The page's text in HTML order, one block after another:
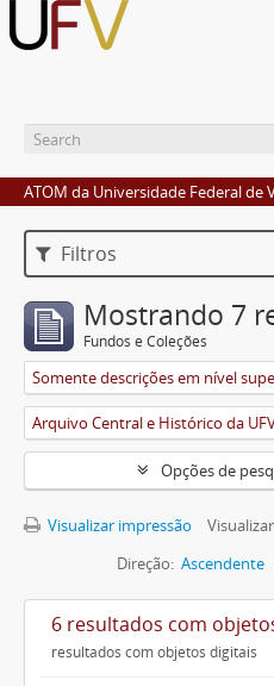
ATOM da Universidade Federal de
Filtros
Mostrando 7
Fundos e Coleções
Somente descrições em nível
Opções de
Visualizar impressão
Direção: Ascendente
6 resultados com
resultados com objetos digitais